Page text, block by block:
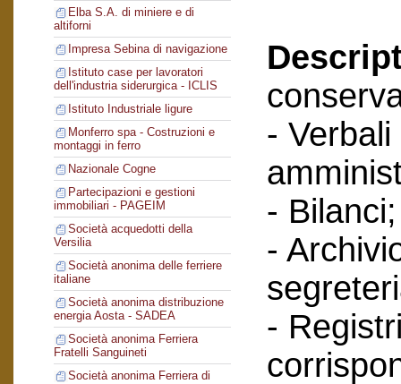
Elba S.A. di miniere e di
altiforni
Impresa Sebina di navigazione
Istituto case per lavoratori
dell'industria siderurgica - ICLIS
Istituto Industriale ligure
Monferro spa - Costruzioni e
montaggi in ferro
Nazionale Cogne
Partecipazioni e gestioni
immobiliari - PAGEIM
Società acquedotti della
Versilia
Società anonima delle ferriere
italiane
Società anonima distribuzione
energia Aosta - SADEA
Società anonima Ferriera
Fratelli Sanguineti
Società anonima Ferriera di
-
- Bilanci;
-
-